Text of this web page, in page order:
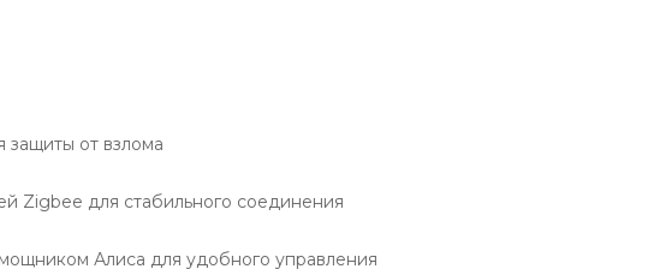
от взлома
Zigbee для стабильного соединения
Алиса для удобного управления